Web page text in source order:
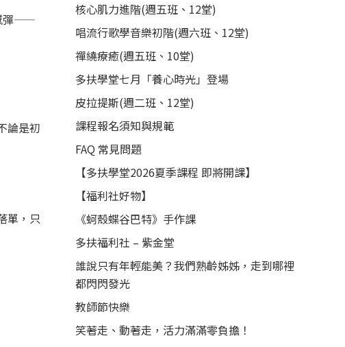
彈——
論是初
單，只
核心肌力進階(週五班、12堂)
唱流行歌學音樂初階(週六班、12堂)
禪繞療癒(週五班、10堂)
多扶學堂七月「養心時光」登場
皮拉提斯(週二班、12堂)
課程報名須知與規範
FAQ 常見問題
【多扶學堂2026夏季課程 即將開課】
【福利社好物】
《蚵殼蝶谷巴特》手作課
多扶福利社 – 紫金堂
誰說只有年輕能美？我們熟齡姊姊，走到哪裡
都閃閃發光
教師節快樂
笑著走、動著走，活力滿滿零負擔！